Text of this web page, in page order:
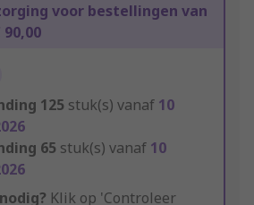
voor bestellingen van
125 stuk(s) vanaf 10
65 stuk(s) vanaf 10
Klik op 'Controleer